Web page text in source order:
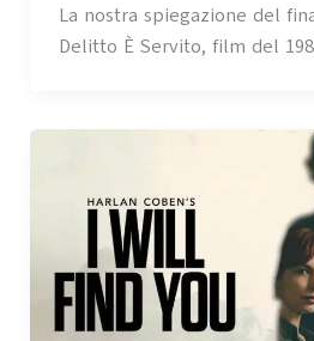
La nostra spiegazione del
Delitto È Servito, film del